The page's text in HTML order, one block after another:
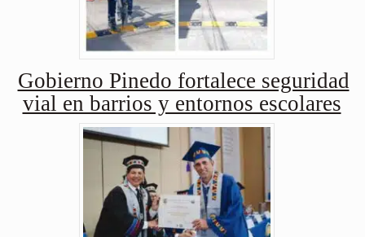
Gobierno Pinedo fortalece seguridad
vial en barrios y entornos escolares